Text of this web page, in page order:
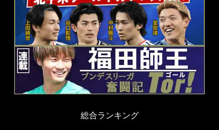
総合ランキング